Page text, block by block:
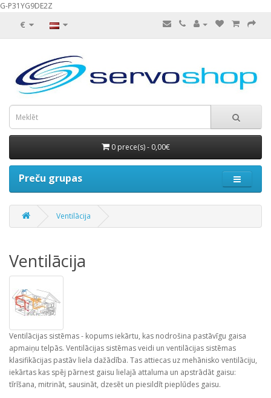
G-P31YG9DE2Z
€
0 prece(s) - 0,00€
Preču grupas
Ventilācija
Ventilācija
Ventilācijas sistēmas - kopums iekārtu, kas nodrošina pastāvīgu gaisa
apmaiņu telpās. Ventilācijas sistēmas veidi un ventilācijas sistēmas
klasifikācijas pastāv liela dažādība. Tas attiecas uz mehānisko ventilāciju,
iekārtas kas spēj pārnest gaisu lielajā attaluma un apstrādāt gaisu:
tīrīšana, mitrināt, sausināt, dzesēt un piesildīt pieplūdes gaisu.